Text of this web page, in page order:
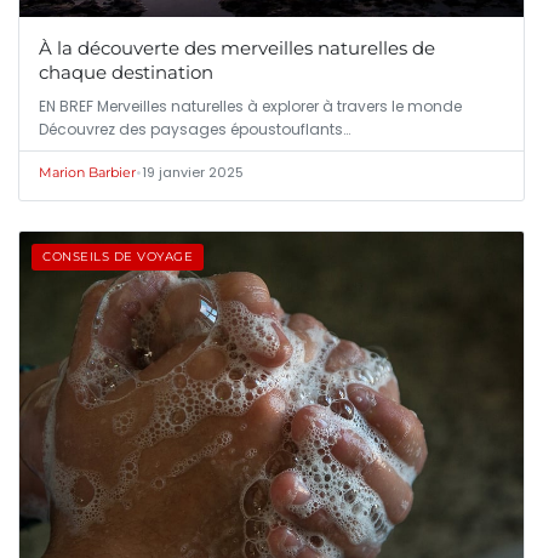
À la découverte des merveilles naturelles de
chaque destination
EN BREF Merveilles naturelles à explorer à travers le monde
Découvrez des paysages époustouflants…
Marion Barbier•19 janvier 2025
CONSEILS DE VOYAGE